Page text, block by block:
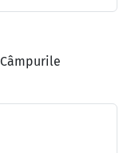
Câmpurile